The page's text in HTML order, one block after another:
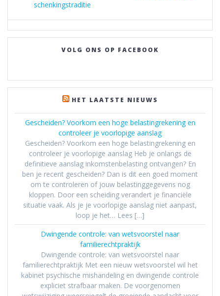
schenkingstraditie
VOLG ONS OP FACEBOOK
HET LAATSTE NIEUWS
Gescheiden? Voorkom een hoge belastingrekening en
controleer je voorlopige aanslag
Gescheiden? Voorkom een hoge belastingrekening en
controleer je voorlopige aanslag Heb je onlangs de
definitieve aanslag inkomstenbelasting ontvangen? En
ben je recent gescheiden? Dan is dit een goed moment
om te controleren of jouw belastinggegevens nog
kloppen. Door een scheiding verandert je financiële
situatie vaak. Als je je voorlopige aanslag niet aanpast,
loop je het… Lees […]
Dwingende controle: van wetsvoorstel naar
familierechtpraktijk
Dwingende controle: van wetsvoorstel naar
familierechtpraktijk Met een nieuw wetsvoorstel wil het
kabinet psychische mishandeling en dwingende controle
expliciet strafbaar maken. De voorgenomen